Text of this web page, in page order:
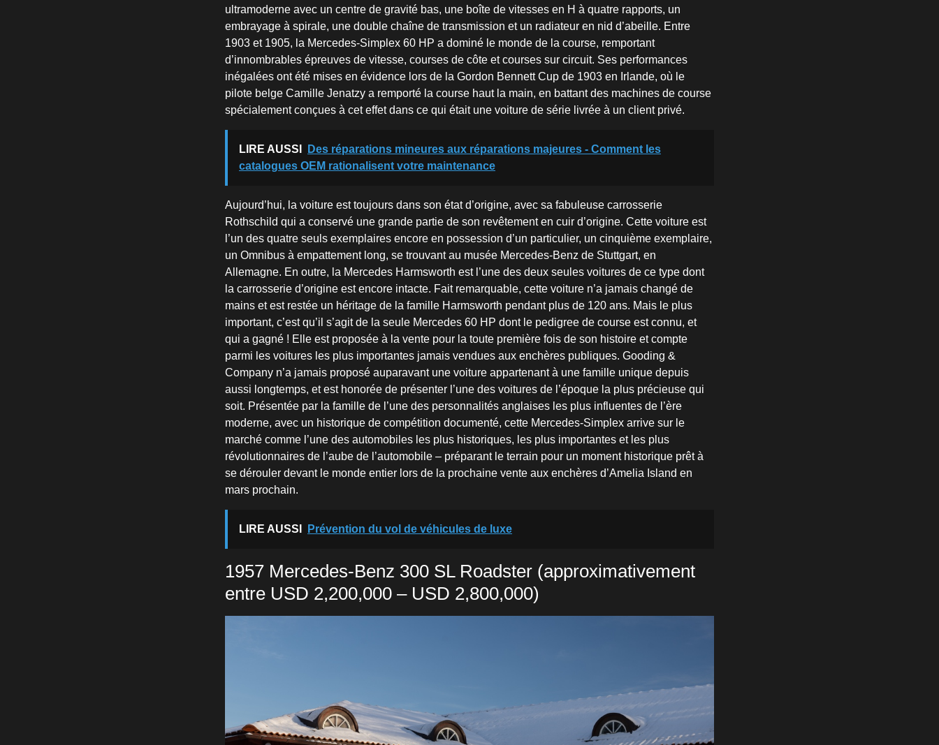
ultramoderne avec un centre de gravité bas, une boîte de vitesses en H à quatre rapports, un
embrayage à spirale, une double chaîne de transmission et un radiateur en nid d’abeille. Entre
1903 et 1905, la Mercedes-Simplex 60 HP a dominé le monde de la course, remportant
d’innombrables épreuves de vitesse, courses de côte et courses sur circuit. Ses performances
inégalées ont été mises en évidence lors de la Gordon Bennett Cup de 1903 en Irlande, où le
pilote belge Camille Jenatzy a remporté la course haut la main, en battant des machines de course
spécialement conçues à cet effet dans ce qui était une voiture de série livrée à un client privé.
LIRE AUSSI
Des réparations mineures aux réparations majeures - Comment les
catalogues OEM rationalisent votre maintenance
Aujourd’hui, la voiture est toujours dans son état d’origine, avec sa fabuleuse carrosserie
Rothschild qui a conservé une grande partie de son revêtement en cuir d’origine. Cette voiture est
l’un des quatre seuls exemplaires encore en possession d’un particulier, un cinquième exemplaire,
un Omnibus à empattement long, se trouvant au musée Mercedes-Benz de Stuttgart, en
Allemagne. En outre, la Mercedes Harmsworth est l’une des deux seules voitures de ce type dont
la carrosserie d’origine est encore intacte. Fait remarquable, cette voiture n’a jamais changé de
mains et est restée un héritage de la famille Harmsworth pendant plus de 120 ans. Mais le plus
important, c’est qu’il s’agit de la seule Mercedes 60 HP dont le pedigree de course est connu, et
qui a gagné ! Elle est proposée à la vente pour la toute première fois de son histoire et compte
parmi les voitures les plus importantes jamais vendues aux enchères publiques. Gooding &
Company n’a jamais proposé auparavant une voiture appartenant à une famille unique depuis
aussi longtemps, et est honorée de présenter l’une des voitures de l’époque la plus précieuse qui
soit. Présentée par la famille de l’une des personnalités anglaises les plus influentes de l’ère
moderne, avec un historique de compétition documenté, cette Mercedes-Simplex arrive sur le
marché comme l’une des automobiles les plus historiques, les plus importantes et les plus
révolutionnaires de l’aube de l’automobile – préparant le terrain pour un moment historique prêt à
se dérouler devant le monde entier lors de la prochaine vente aux enchères d’Amelia Island en
mars prochain.
LIRE AUSSI Prévention du vol de véhicules de luxe
1957 Mercedes-Benz 300 SL Roadster (approximativement
entre USD 2,200,000 – USD 2,800,000)